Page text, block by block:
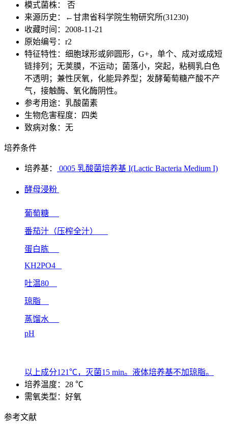
模式菌株： 否
来源历史：←甘肃省科学院生物研究所(31230)
收藏时间：2008-11-21
原始编号：r2
特征特性：细胞球形或卵圆形，G+，单个、成对或成短
链排列；无荚膜，不运动；菌落小，突起，粘稠乳白色
不透明；兼性厌氧，化能异养型；发酵葡萄糖产酸不产
气，接触酶、氧化酶阴性。
参考用途：乳酸菌素
生物危害程度：四类
致病对象：无
培养条件
培养基： 0005 乳酸菌培养基 I(Lactic Bacteria Medium I)
酵母浸粉
葡萄糖
番茄汁（压榨全汁）
蛋白胨
KH2PO4
吐温80
琼脂
蒸馏水
pH
以上成分121℃，灭菌15 min。液体培养基不加琼脂。
培养温度：28 ℃
需氧类型：好氧
参考文献